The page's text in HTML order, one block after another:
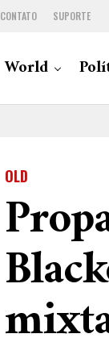
CONTATO SUPORTE
World
OLD